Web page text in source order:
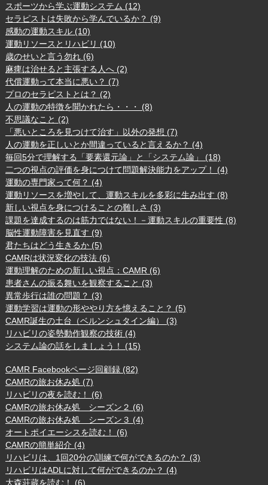
スポーツから学ぶ運動システム (12)
セラピストは失敗から学んでいるか？ (9)
感動の運動スキル (10)
運動リソースとリハビリ (10)
歳のせいと言う勿れ (6)
麻痺は治せると主張する人へ (2)
代償運動って本当に悪い？ (7)
プロのセラピストとは？ (2)
人の運動の特徴を聞かれたら・・・ (8)
不思議なこと (2)
「悪いところを見つけて治す」以外の発想 (7)
人の運動を正しいとか間違っていると言えるか？ (4)
毎回5分で理解する「要素還元論」と「システム論」 (18)
二つの視点の評価を身につけて問題解決能力をアップ！ (4)
運動の専門家って何？ (4)
運動リソースを増やして、運動スキルを多彩に生み出す (8)
新しい視点を身につけることの難しさ (3)
課題を達成するのは筋力ではない！－運動スキルの重要性 (8)
脳性運動障害を見直す (9)
君たちはどう生きるか (5)
CAMRは状況変化の技法 (6)
運動理解のための新しい視点：CAMR (6)
患者さんの振る舞いを観察すること (3)
異常歩行は誰の問題？ (3)
運動学習は運動の形ややり方を憶えること？ (5)
CAMR誕生の土台（ベルンシュタイン編） (3)
リハビリの姿勢動作観察の技術 (4)
システム論の話をしましょう！ (15)
CAMR Facebookページ回顧録 (82)
CAMRの旅お休み処 (7)
リハビリの夜を読む！ (6)
CAMRの旅お休み処 シーズン２ (6)
CAMRの旅お休み処 シーズン３ (4)
オートポイエーシスを読む！ (6)
CAMRの簡単紹介 (4)
リハビリは、1回20分の訓練で何ができるのか？ (3)
リハビリはADLに対して何ができるのか？ (4)
大森荘蔵を読む！ (6)